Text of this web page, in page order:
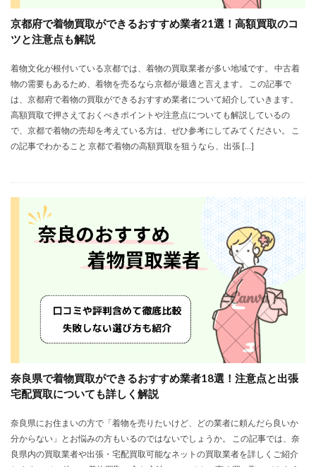
京都府で着物買取ができるおすすめ業者21選！高額買取のコ
ツと注意点も解説
着物文化が根付いている京都では、着物の買取業者が多い地域です。 中古着
物の需要もあるため、着物を売るなら京都が最適と言えます。 この記事で
は、京都府で着物の買取ができるおすすめ業者について紹介していきます。
高額買取で押さえておくべきポイントや注意点についても解説しているの
で、京都で着物の売却を考えている方は、ぜひ参考にしてみてください。 こ
の記事でわかること 京都で着物の高額買取を狙うなら、出張 […]
奈良県で着物買取ができるおすすめ業者18選！注意点と出張
宅配買取についても詳しく解説
奈良県にお住まいの方で「着物を売りたいけど、どの業者に頼んだら良いか
分からない」とお悩みの方もいるのではないでしょうか。 この記事では、奈
良県内の買取業者や出張・宅配買取可能なネットの買取業者を詳しくご紹介